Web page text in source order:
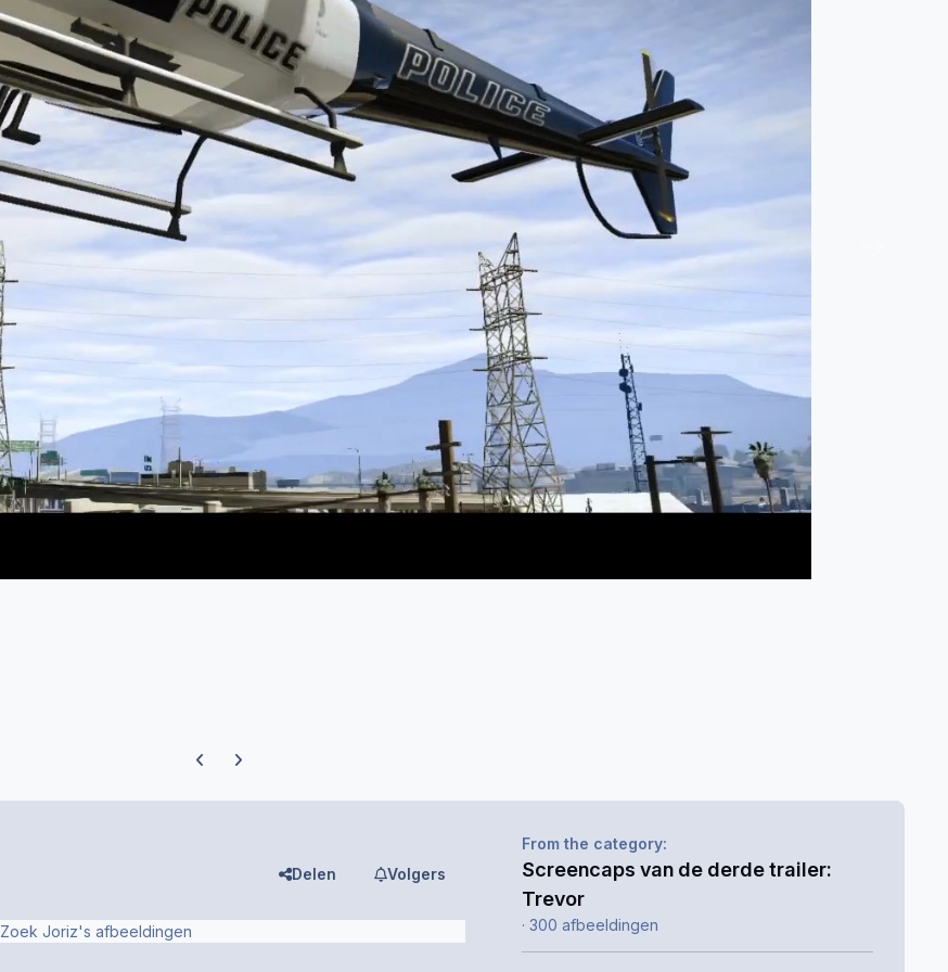
Previous carousel slide
Next carousel slide
Delen Volgers
Zoek Joriz's afbeeldingen
From the category:
Screencaps van de derde trailer:
Trevor
· 300 afbeeldingen